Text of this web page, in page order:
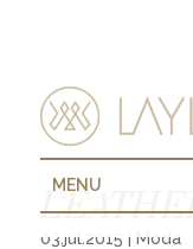
MENU
03.jul.2015 | Moda